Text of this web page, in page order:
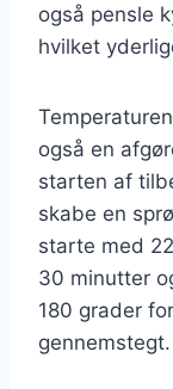
også pensle
hvilket
også en
starten af
skabe en
starte med
30 minutter
180 grader
gennemstegt.